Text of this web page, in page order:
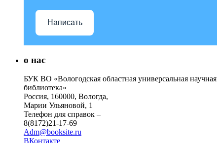
Написать
о нас
БУК ВО «Вологодская областная универсальная научная
библиотека»
Россия, 160000, Вологда,
Марии Ульяновой, 1
Телефон для справок –
8(8172)21-17-69
Adm@booksite.ru
ВКонтакте